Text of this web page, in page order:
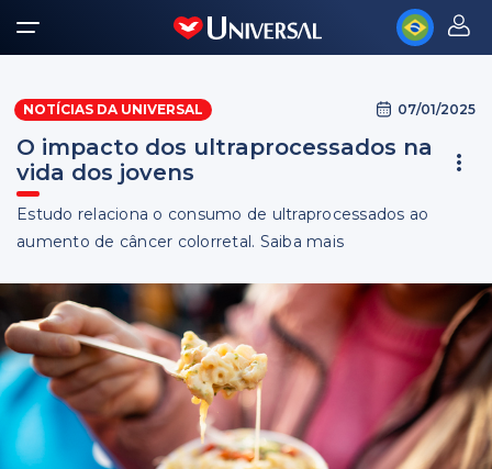
NOTÍCIAS DA UNIVERSAL 07/01/2025
O impacto dos ultraprocessados na
vida dos jovens
Estudo relaciona o consumo de ultraprocessados ao
aumento de câncer colorretal. Saiba mais